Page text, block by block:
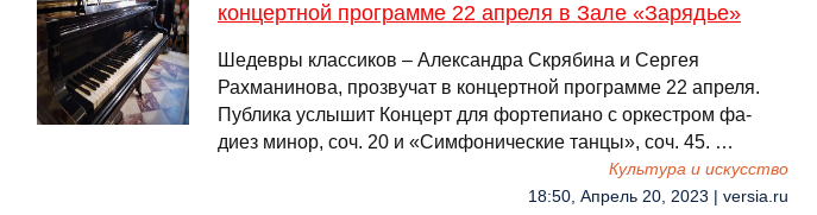
концертной программе 22 апреля в Зале «Зарядье»
Шедевры классиков – Александра Скрябина и Сергея
Рахманинова, прозвучат в концертной программе 22 апреля.
Публика услышит Концерт для фортепиано с оркестром фа-
диез минор, соч. 20 и «Симфонические танцы», соч. 45. …
Культура и искусство
18:50, Апрель 20, 2023 | versia.ru